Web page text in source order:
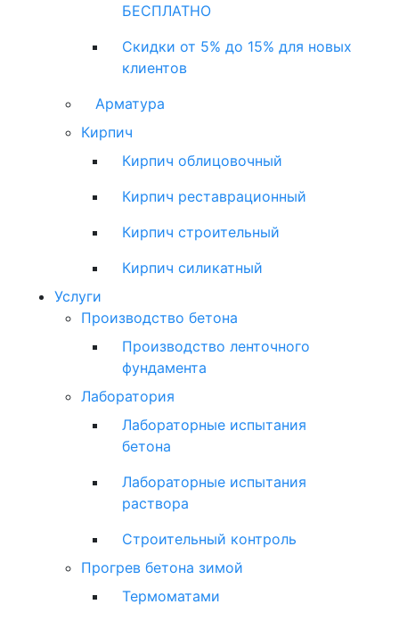
БЕСПЛАТНО
Скидки от 5% до 15% для новых
клиентов
Арматура
Кирпич
Кирпич облицовочный
Кирпич реставрационный
Кирпич строительный
Кирпич силикатный
Услуги
Производство бетона
Производство ленточного
фундамента
Лаборатория
Лабораторные испытания
бетона
Лабораторные испытания
раствора
Строительный контроль
Прогрев бетона зимой
Термоматами